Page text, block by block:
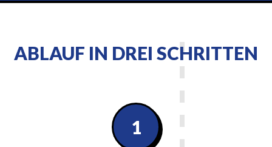
ABLAUF IN DREI SCHRITTEN
1